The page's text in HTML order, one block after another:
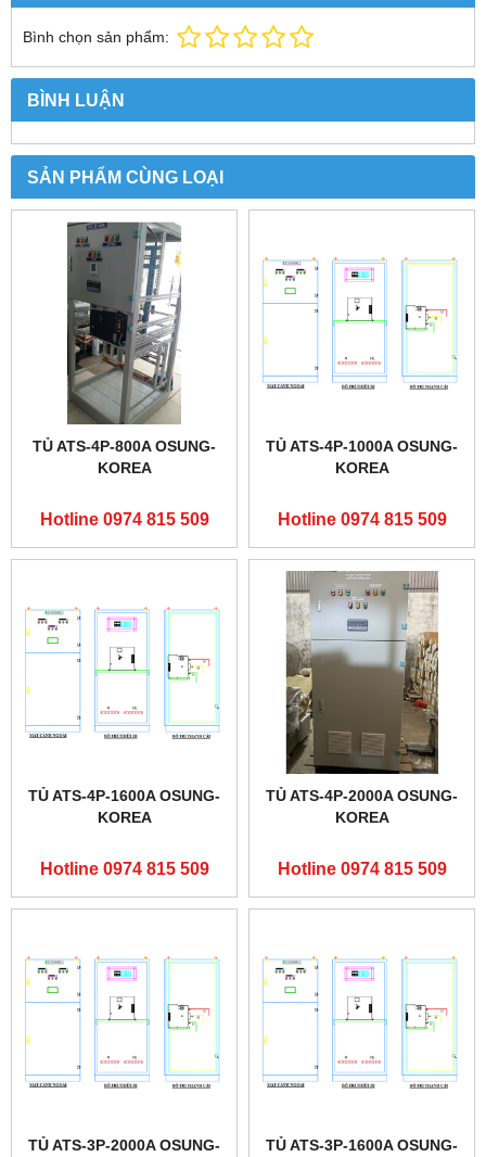
Bình chọn sản phẩm:
BÌNH LUẬN
SẢN PHẨM CÙNG LOẠI
TỦ ATS-4P-800A OSUNG-
KOREA
Hotline 0974 815 509
TỦ ATS-4P-1000A OSUNG-
KOREA
Hotline 0974 815 509
TỦ ATS-4P-1600A OSUNG-
KOREA
Hotline 0974 815 509
TỦ ATS-4P-2000A OSUNG-
KOREA
Hotline 0974 815 509
TỦ ATS-3P-2000A OSUNG-
TỦ ATS-3P-1600A OSUNG-